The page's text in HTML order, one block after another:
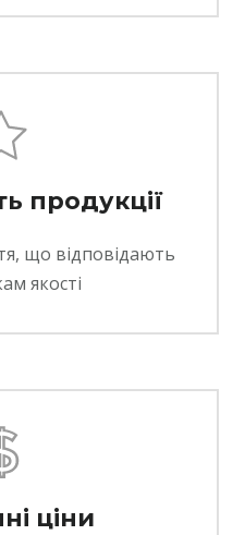
продукції
що відповідають
якості
ціни